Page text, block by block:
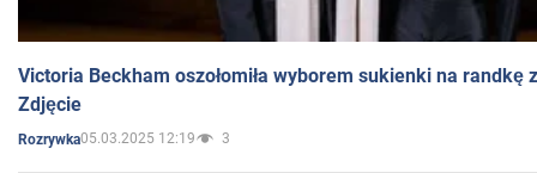
Victoria Beckham oszołomiła wyborem sukienki na randkę
Zdjęcie
Rozrywka05.03.2025 12:19 3